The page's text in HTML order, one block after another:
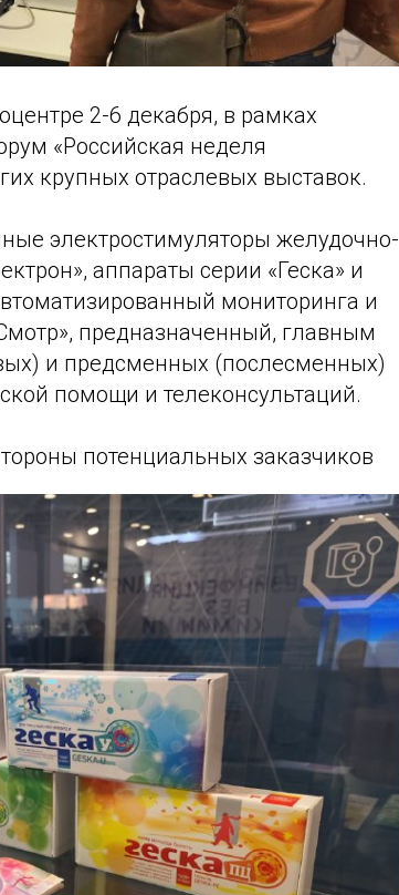
2-6 декабря, в рамках
«Российская неделя
крупных отраслевых выставок.
электростимуляторы желудочно-
аппараты серии «Геска» и
мониторинга и
предназначенный, главным
и предсменных (послесменных)
помощи и телеконсультаций.
потенциальных заказчиков